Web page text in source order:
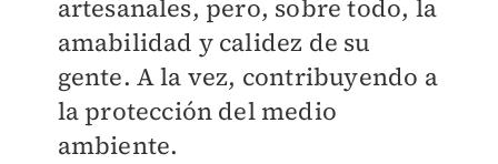
artesanales, pero, sobre todo, la
amabilidad y calidez de su
gente. A la vez, contribuyendo a
la protección del medio
ambiente.